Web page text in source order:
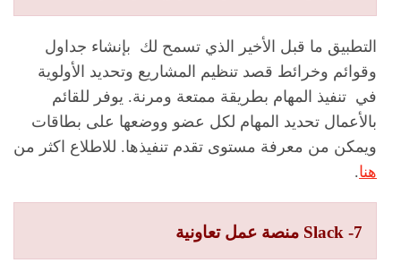
التطبيق ما قبل الأخير الذي تسمح لك بإنشاء جداول
وقوائم وخرائط قصد تنظيم المشاريع وتحديد الأولوية
في تنفيذ المهام بطريقة ممتعة ومرنة. يوفر للقائم
بالأعمال تحديد المهام لكل عضو ووضعها على بطاقات
ويمكن من معرفة مستوى تقدم تنفيذها. للاطلاع اكثر من
هنا.
7- Slack منصة عمل تعاونية